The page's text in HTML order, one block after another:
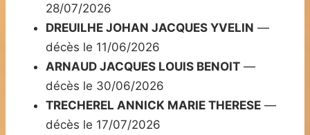
28/07/2026
DREUILHE JOHAN JACQUES YVELIN —
décès le 11/06/2026
ARNAUD JACQUES LOUIS BENOIT —
décès le 30/06/2026
TRECHEREL ANNICK MARIE THERESE —
décès le 17/07/2026